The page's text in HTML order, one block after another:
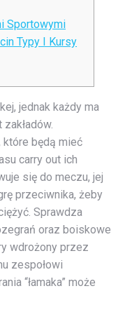
Sportowymi
Typy I Kursy
jednak każdy ma
będą mieć
carry out ich
się do meczu, jej
przeciwnika, żeby
Sprawdza
oraz boiskowe
wdrożony przez
zespołowi
“łamaka” może